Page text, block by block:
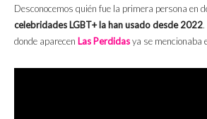
Desconocemos quién fue la primera persona en
celebridades LGBT+ la han usado desde 2022.
donde aparecen Las Perdidasya se mencionaba